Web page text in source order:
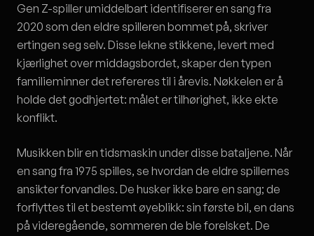
Gen Z-spiller umiddelbart identifiserer en sang fra
2020 som den eldre spilleren bommet på, skriver
ertingen seg selv. Disse lekne stikkene, levert med
kjærlighet over middagsbordet, skaper den typen
familieminner det refereres til i årevis. Nøkkelen er å
holde det godhjertet: målet er tilhørighet, ikke ekte
konflikt.
Musikken blir en tidsmaskin under disse bataljene. Når
en sang fra 1975 spilles, se hvordan de eldre spillernes
ansikter forvandles. De husker ikke bare en sang; de
forflyttes til et bestemt øyeblikk: sin første bil, en dans
på videregående, sommeren de ble forelsket. De